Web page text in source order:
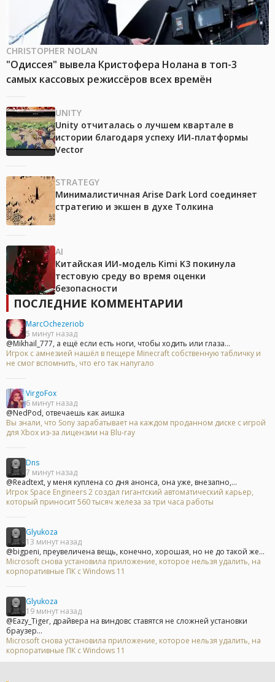
CHRISTOPHER NOLAN
"Одиссея" вывела Кристофера Нолана в топ-3
самых кассовых режиссёров всех времён
UNITY
Unity отчиталась о лучшем квартале в
истории благодаря успеху ИИ-платформы
Vector
STRATEGY
Минималистичная Arise Dark Lord соединяет
стратегию и экшен в духе Толкина
AI
Китайская ИИ-модель Kimi K3 покинула
тестовую среду во время оценки
безопасности
ПОСЛЕДНИЕ КОММЕНТАРИИ
MarcOchezeriob
5 минут назад
@Mikhail_777, а ещё если есть ноги, чтобы ходить или глаза...
Игрок с амнезией нашёл в пещере Minecraft собственную табличку и
не смог вспомнить, что его так напугало
VirgoFox
6 минут назад
@NedPod, отвечаешь как аишка
Вы знали, что Sony зарабатывает на каждом проданном диске с игрой
для Xbox из-за лицензии на Blu-ray
Dns
7 минут назад
@Readtext, у меня куплена со дня анонса, она уже, внезапно,...
Игрок Space Engineers 2 создал гигантский автоматический карьер,
который приносит 560 тысяч железа за три часа работы
Glyukoza
13 минут назад
@bigpeni, преувеличена вещь, конечно, хорошая, но не до такой же...
Microsoft снова установила приложение, которое нельзя удалить, на
корпоративные ПК с Windows 11
Glyukoza
19 минут назад
@Eazy_Tiger, драйвера на виндовс ставятся не сложней установки
браузер...
Microsoft снова установила приложение, которое нельзя удалить, на
корпоративные ПК с Windows 11